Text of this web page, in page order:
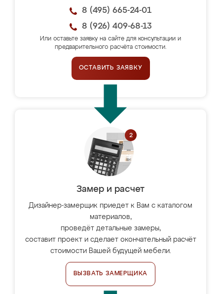
8 (495) 665-24-01
8 (926) 409-68-13
Или оставьте заявку на сайте для консультации и
предварительного расчёта стоимости.
ОСТАВИТЬ ЗАЯВКУ
Замер и расчет
Дизайнер-замерщик приедет к Вам с каталогом
материалов,
проведёт детальные замеры,
составит проект и сделает окончательный расчёт
стоимости Вашей будущей мебели.
ВЫЗВАТЬ ЗАМЕРЩИКА